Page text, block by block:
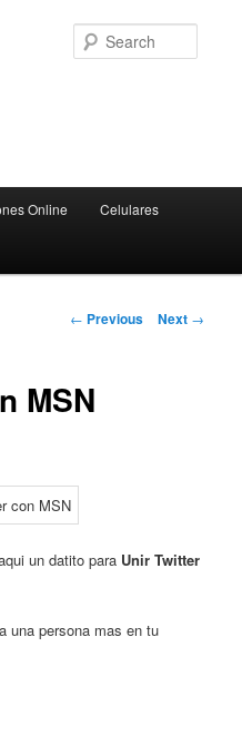
Online Celulares
Post
← Previous Next →
MSN
un datito para Unir Twitter
una persona mas en tu